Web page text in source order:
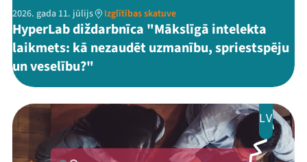
2026. gada 11. jūlijs Izglītības skatuve
HyperLab diždarbnīca "Mākslīgā intelekta
laikmets: kā nezaudēt uzmanību, spriestspēju
un veselību?"
LV